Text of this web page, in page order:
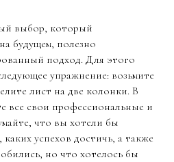
выбор, который
будущем, полезно
подход. Для этого
упражнение: возьмите
лист на две колонки. В
все свои профессиональные и
что вы хотели бы
успехов достичь, а также
но что хотелось бы